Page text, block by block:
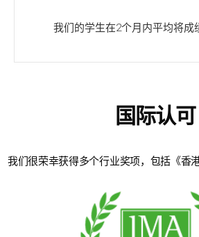
我们的学生在2个月内平均将成
国际认可
我们很荣幸获得多个行业奖项，包括《香